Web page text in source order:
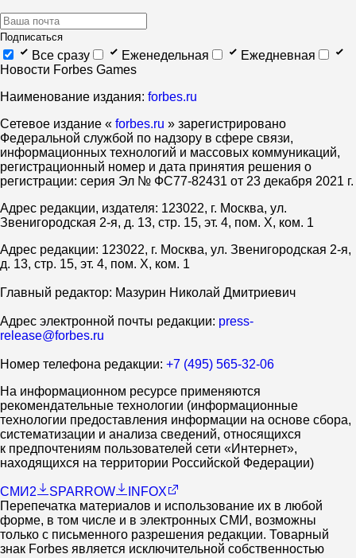
Подписаться
Все сразу Еженедельная
Ежедневная
Новости Forbes Games
Наименование издания: forbes.ru
Cетевое издание « forbes.ru » зарегистрировано
Федеральной службой по надзору в сфере связи,
информационных технологий и массовых коммуникаций,
регистрационный номер и дата принятия решения о
регистрации: серия Эл № ФС77-82431 от 23 декабря 2021 г.
Адрес редакции, издателя: 123022, г. Москва, ул.
Звенигородская 2-я, д. 13, стр. 15, эт. 4, пом. X, ком. 1
Адрес редакции: 123022, г. Москва, ул. Звенигородская 2-я,
д. 13, стр. 15, эт. 4, пом. X, ком. 1
Главный редактор: Мазурин Николай Дмитриевич
Адрес электронной почты редакции: press-
release@forbes.ru
Номер телефона редакции: +7 (495) 565-32-06
На информационном ресурсе применяются
рекомендательные технологии (информационные
технологии предоставления информации на основе сбора,
систематизации и анализа сведений, относящихся
к предпочтениям пользователей сети «Интернет»,
находящихся на территории Российской Федерации)
СМИ2 SPARROW
INFOX
Перепечатка материалов и использование их в любой
форме, в том числе и в электронных СМИ, возможны
только с письменного разрешения редакции. Товарный
знак Forbes является исключительной собственностью